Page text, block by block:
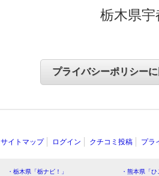
栃木県
サイトマップ ログイン クチコミ投稿 プラ
・栃木県「栃ナビ！」
・熊本県「